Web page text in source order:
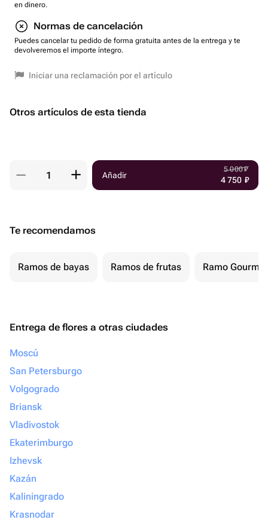
en dinero.
Normas de cancelación
Puedes cancelar tu pedido de forma gratuita antes de la entrega y te
devolveremos el importe íntegro.
Iniciar una reclamación por el artículo
Otros artículos de esta tienda
Añadir
5 000₽
4 750 ₽
Te recomendamos
Ramos de bayas Ramos de frutas Ramo Gourmet
Entrega de flores a otras ciudades
Moscú
San Petersburgo
Volgogrado
Briansk
Vladivostok
Ekaterimburgo
Izhevsk
Kazán
Kaliningrado
Krasnodar